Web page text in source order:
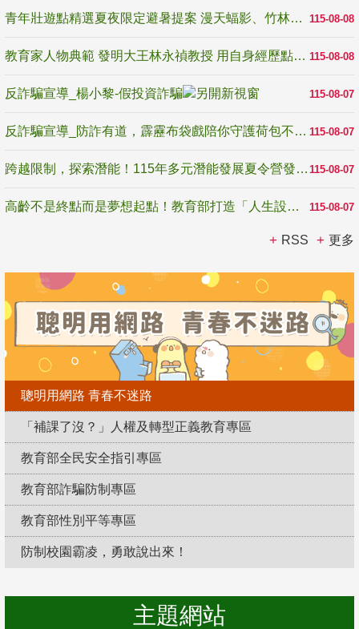
115-08-08
青年壯遊點精選夏夜限定避暑提案 漫天蝠影、竹林尋蛙、茶香夜觀 邀青年暮色出發
115-08-08
教育家人物典範 發明大王林永禎教授 用自身經歷點亮學生的路
115-08-07
反詐騙宣導_楊小黎-假投資詐騙
115-08-07
反詐騙宣導_防詐有道，霹靂布袋戲陪你守護荷包不受騙
115-08-07
跨越限制，探索潛能！115年多元潛能發展夏令營發掘生命無限可能
115-08-07
高齡不是終點而是夢想起點！教育部打造「人生設計夢工場」 參展第3屆高齡健康產業博覽會
RSS 更多
聰明用網路 青春不迷路
「補課了沒？」人權及轉型正義教育專區
教育部全民安全指引專區
教育部詐騙防制專區
教育部性別平等專區
防制校園霸凌，勇敢說出來！
主題網站